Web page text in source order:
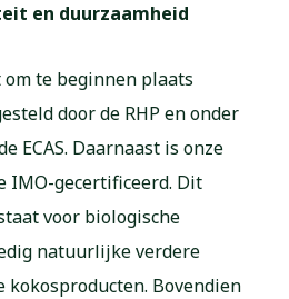
en duurzaamheid
te beginnen plaats
door de RHP en onder
ECAS. Daarnaast is onze
IMO-gecertificeerd. Dit
voor biologische
natuurlijke verdere
kokosproducten. Bovendien